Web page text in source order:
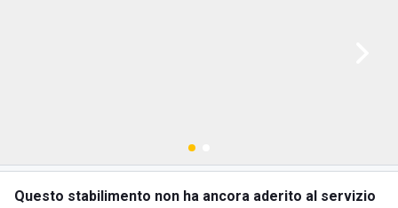
Questo stabilimento non ha ancora aderito al servizio